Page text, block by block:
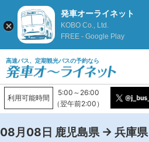
高速バス、定期観光バスの予約なら
利用可能時間
5:00～26:00
（翌午前2:00）
08月08日 鹿児島県 → 兵庫県
発車オーライネット
KOBO Co., Ltd.
FREE - Google Play